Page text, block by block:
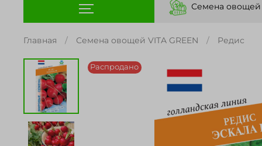
Семена овощей
Главная Семена овощей VITA GREEN Редис
Распродано